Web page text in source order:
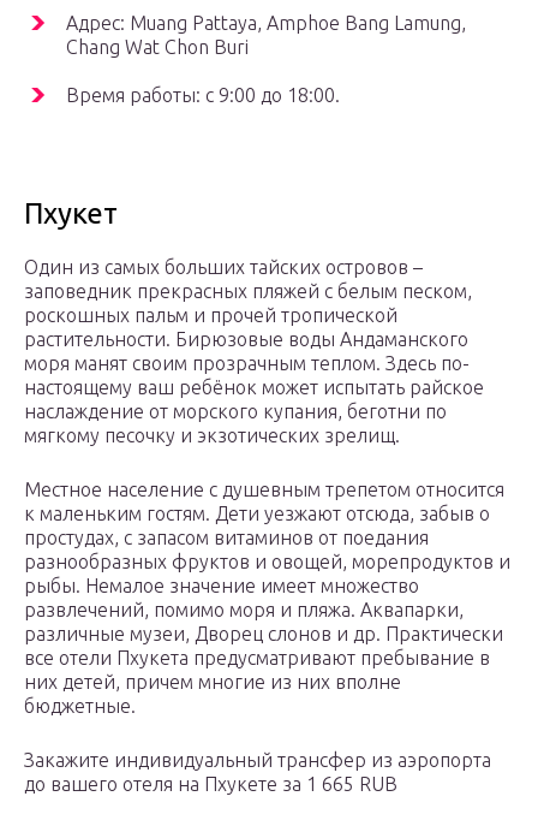
Адрес: Muang Pattaya, Amphoe Bang Lamung,
Chang Wat Chon Buri
Время работы: с 9:00 до 18:00.
Пхукет
Один из самых больших тайских островов –
заповедник прекрасных пляжей с белым песком,
роскошных пальм и прочей тропической
растительности. Бирюзовые воды Андаманского
моря манят своим прозрачным теплом. Здесь по-
настоящему ваш ребёнок может испытать райское
наслаждение от морского купания, беготни по
мягкому песочку и экзотических зрелищ.
Местное население с душевным трепетом относится
к маленьким гостям. Дети уезжают отсюда, забыв о
простудах, с запасом витаминов от поедания
разнообразных фруктов и овощей, морепродуктов и
рыбы. Немалое значение имеет множество
развлечений, помимо моря и пляжа. Аквапарки,
различные музеи, Дворец слонов и др. Практически
все отели Пхукета предусматривают пребывание в
них детей, причем многие из них вполне
бюджетные.
Закажите индивидуальный трансфер из аэропорта
до вашего отеля на Пхукете за 1 665 RUB